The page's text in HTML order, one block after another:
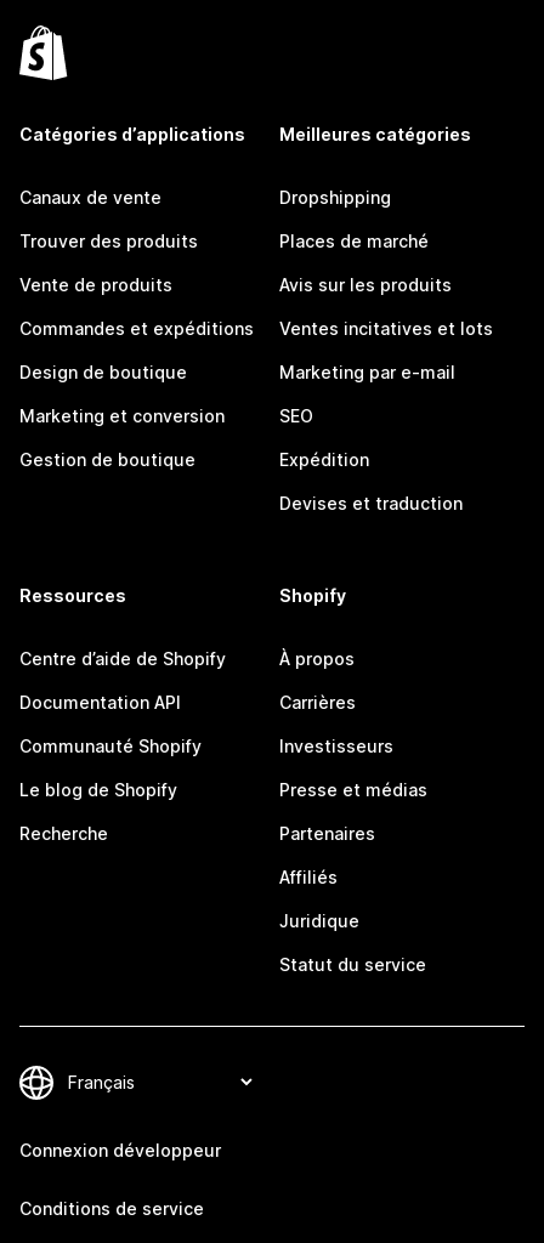
Catégories d’applications
Canaux de vente
Trouver des produits
Vente de produits
Commandes et expéditions
Design de boutique
Marketing et conversion
Gestion de boutique
Meilleures catégories
Dropshipping
Places de marché
Avis sur les produits
Ventes incitatives et lots
Marketing par e-mail
SEO
Expédition
Devises et traduction
Ressources
Centre d’aide de Shopify
Documentation API
Communauté Shopify
Le blog de Shopify
Recherche
Shopify
À propos
Carrières
Investisseurs
Presse et médias
Partenaires
Affiliés
Juridique
Statut du service
Connexion développeur
Conditions de service